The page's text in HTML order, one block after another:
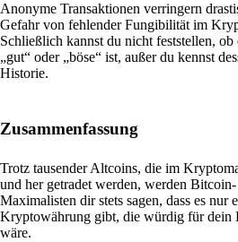
Anonyme Transaktionen verringern
Gefahr von fehlender Fungibilität im
Schließlich kannst du nicht feststellen, ob
„gut“ oder „böse“ ist, außer du kennst
Historie.
Zusammenfassung
Trotz tausender Altcoins, die im
und her getradet werden, werden Bitcoin-
Maximalisten dir stets sagen, dass es nur
Kryptowährung gibt, die würdig für dein
wäre.